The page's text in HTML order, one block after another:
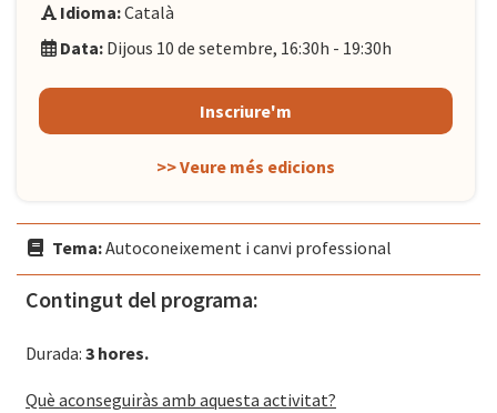
Idioma:Català
Data: Dijous 10 de setembre, 16:30h - 19:30h
Inscriure'm
>> Veure més edicions
Tema:Autoconeixement i canvi professional
Contingut del programa:
Durada: 3 hores.
Què aconseguiràs amb aquesta activitat?